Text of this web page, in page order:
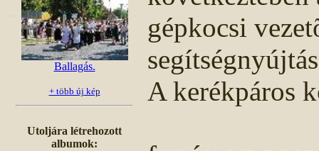
Ballagás.
+ több új kép
Utoljára létrehozott
albumok:
gépkocsi
A kerékpáros